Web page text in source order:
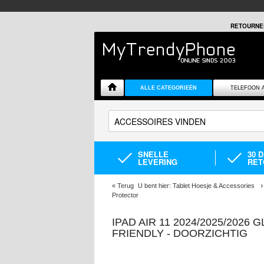
ALLE CATEGORIEËN TELEFOON
SNELLE
LEVERING
30
« Terug U bent hier: Tablet Hoesje & Accessories
Protector
IPAD AIR 11 2024/2025/2026
FRIENDLY - DOORZICHTIG